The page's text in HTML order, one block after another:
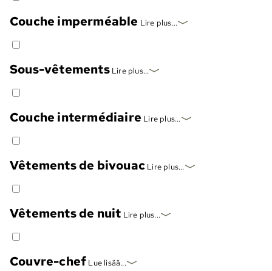
Couche imperméable Lire plus...
Sous-vêtementsLire plus...
Couche intermédiaire Lire plus...
Vêtements de bivouac Lire plus...
Vêtements de nuit Lire plus...
Couvre-chef Lue lisää...